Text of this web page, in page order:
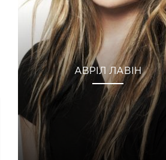
АВРІЛ ЛАВІН